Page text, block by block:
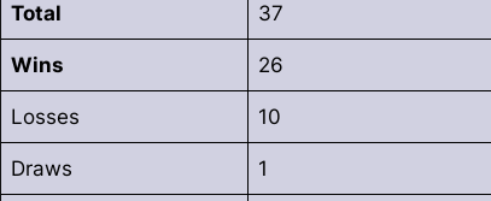
Total 37
Wins 26
Losses 10
Draws 1